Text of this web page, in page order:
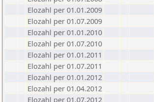
Elozahl per 01.01.2009
Elozahl per 01.07.2009
Elozahl per 01.01.2010
Elozahl per 01.07.2010
Elozahl per 01.01.2011
Elozahl per 01.07.2011
Elozahl per 01.01.2012
Elozahl per 01.04.2012
Elozahl per 01.07.2012